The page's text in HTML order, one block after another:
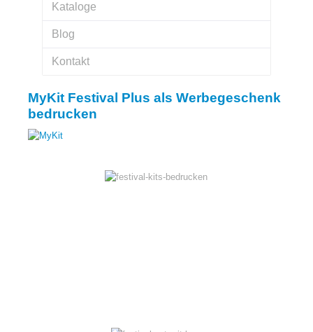
Kataloge
Blog
Kontakt
MyKit Festival Plus als Werbegeschenk
bedrucken